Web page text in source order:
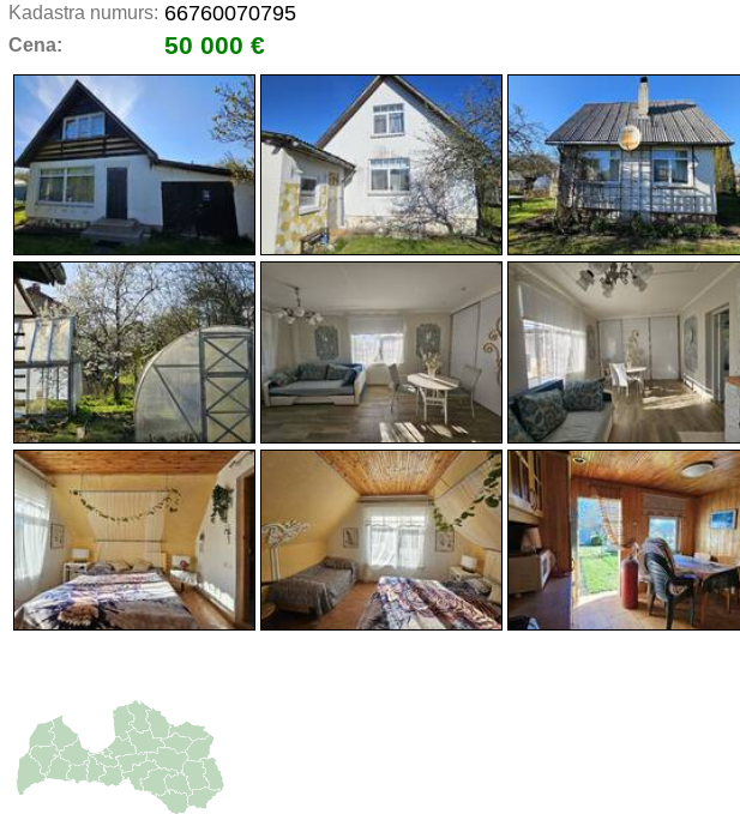
Kadastra numurs: 66760070795
Cena: 50 000 €